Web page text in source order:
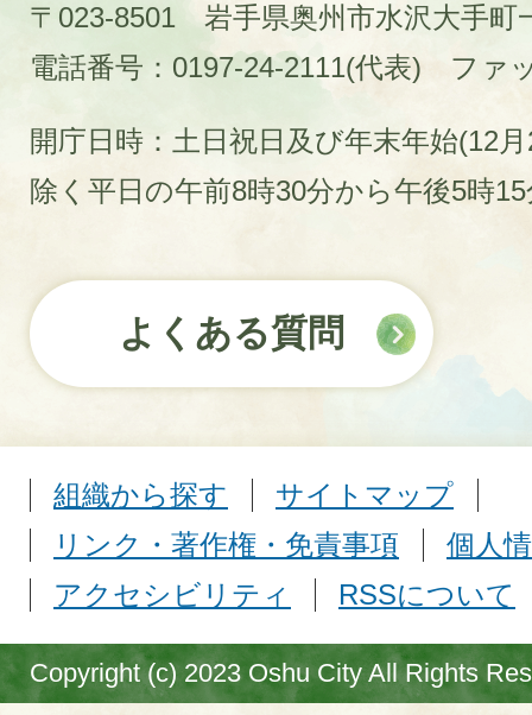
〒023-8501 岩手県奥州市水沢大手町
電話番号：0197-24-2111(代表)
ファ
開庁日時：土日祝日及び年末年始(12
除く平日の午前8時30分から午後5時
よくある質問
組織から探す
サイトマップ
リンク・著作権・免責事項
個人
アクセシビリティ
RSSについて
Copyright (c) 2023 Oshu City All Rights